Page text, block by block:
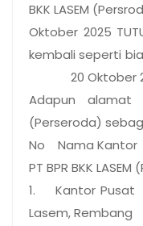
BKK LASEM
Oktober 2025
kembali seperti
20 Oktober
Adapun alamat
(Perseroda)
No Nama Kantor
PT BPR BKK
1. Kantor Pusat
Lasem, Rembang